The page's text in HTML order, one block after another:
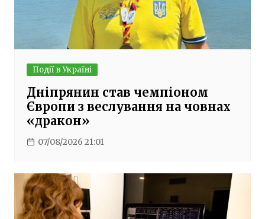
Події в Україні
Дніпрянин став чемпіоном
Європи з веслування на човнах
«дракон»
07/08/2026 21:01